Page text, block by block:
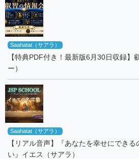
Saahatat（サアラ）
【特典PDF付き！最新版6月30日収録】
ー）
Saahatat（サアラ）
【リアル音声】『あなたを幸せにでき
い』イエス（サアラ）